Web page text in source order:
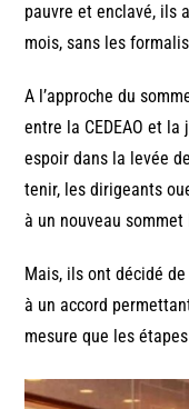
pauvre et enclavé, ils
mois, sans les
A l’approche du
entre la CEDEAO et
espoir dans la levée
tenir, les dirigeants
à un nouveau
Mais, ils ont décidé
à un accord
mesure que les